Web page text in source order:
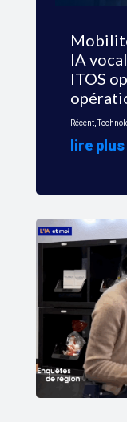
IA
ITOS
Récent,
lire plus